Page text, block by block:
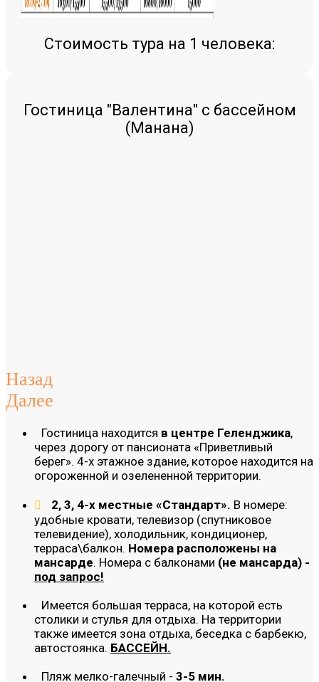
Стоимость тура на 1 человека:
Гостиница "Валентина" с бассейном
(Манана)
Назад
Далее
Гостиница находится в центре Геленджика,
через дорогу от пансионата «Приветливый
берег». 4-х этажное здание, которое находится на
огороженной и озелененной территории.
2, 3, 4-х местные «Стандарт». В номере:
удобные кровати, телевизор (спутниковое
телевидение), холодильник, кондиционер,
терраса\балкон. Номера расположены на
мансарде. Номера с балконами (не мансарда) -
под запрос!
Имеется большая терраса, на которой есть
столики и стулья для отдыха. На территории
также имеется зона отдыха, беседка с барбекю,
автостоянка. БАССЕЙН.
Пляж мелко-галечный - 3-5 мин.